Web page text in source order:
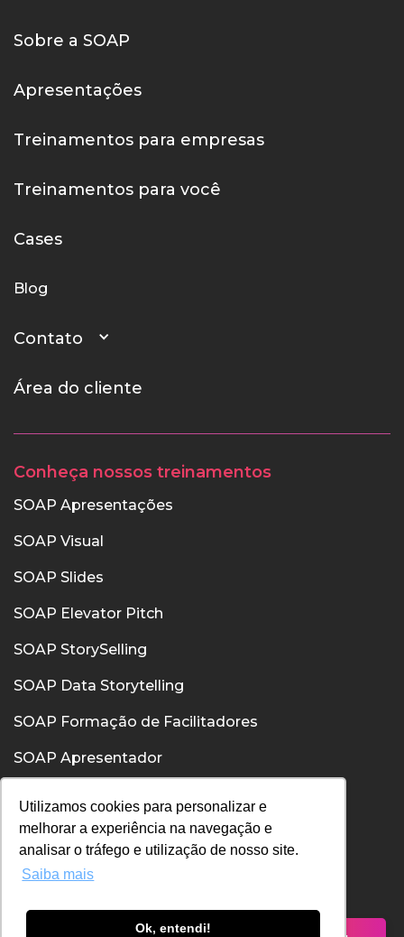
Utilizamos cookies para personalizar e
melhorar a experiência na navegação e
analisar o tráfego e utilização de nosso site.
Saiba mais
Ok, entendi!
Sobre a SOAP
Apresentações
Treinamentos para empresas
Treinamentos para você
Cases
Blog
Contato
Área do cliente
Conheça nossos treinamentos
SOAP Apresentações
SOAP Visual
SOAP Slides
SOAP Elevator Pitch
SOAP StorySelling
SOAP Data Storytelling
SOAP Formação de Facilitadores
SOAP Apresentador
SOAP Comunicação Interpessoal
Política de Privacidade